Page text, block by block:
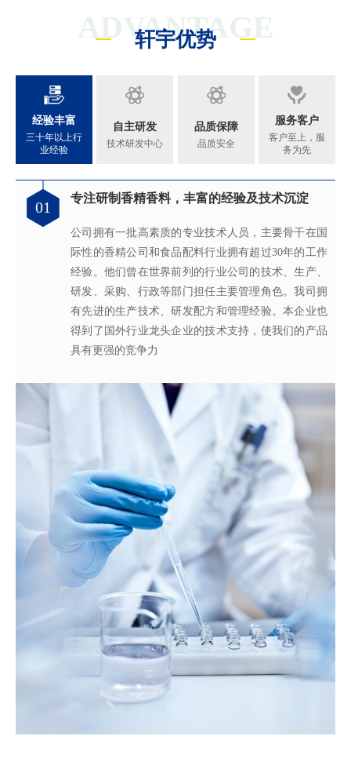
ADVANTAGE
轩宇优势
经验丰富
三十年以上行
业经验
自主研发
技术研发中心
品质保障
品质安全
服务客户
客户至上，服
务为先
01
专注研制香精香料，丰富的经验及技术沉淀
公司拥有一批高素质的专业技术人员，主要骨干在国
际性的香精公司和食品配料行业拥有超过30年的工作
经验。他们曾在世界前列的行业公司的技术、生产、
研发、采购、行政等部门担任主要管理角色。我司拥
有先进的生产技术、研发配方和管理经验。本企业也
得到了国外行业龙头企业的技术支持，使我们的产品
具有更强的竞争力
02
满足客户不同的调香需求
拥有独立的香精香料技术研发实验室和生产车间，可
为客户提供适合、满意，高性价比的高品质香精。
03
完善的质量管理体系
从2005年起，公司就建立了国际认可的ISO9001：
2015质量管理体系及ISO22000：2018 食品安全管理体
系，为所有产品质量稳定性及食用安全性保驾护航。
04
真心酿香味 芬芳传五洲
轩宇的应用及技术服务中心，汇聚了多位优秀的技术
工程师从事香精香料在各类产品中的开发应用，能高
效地针对客户需求打造不同产品，满 足客户对提高其
产品质量以及缩短交货期的需求。